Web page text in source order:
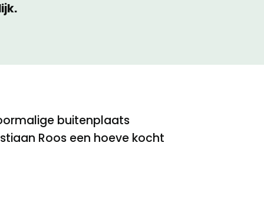
buitenplaats
Roos een hoeve kocht